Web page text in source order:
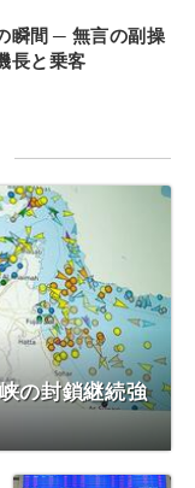
瞬間 ─ 無言の副操
長と乗客
の封鎖継続強